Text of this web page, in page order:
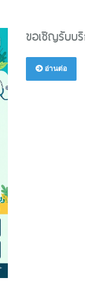
ขอเชิญรับบ
อ่านต่อ